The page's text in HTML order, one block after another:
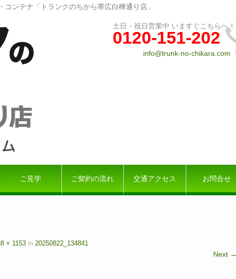
ンテナ「トランクのちから帯広白樺通り店」
0120-151-202
info@trunk-no-chikara.com
ご見学 ご契約の流れ 交通アクセス お問合せ
× 1153 in20250822_134841
Next →